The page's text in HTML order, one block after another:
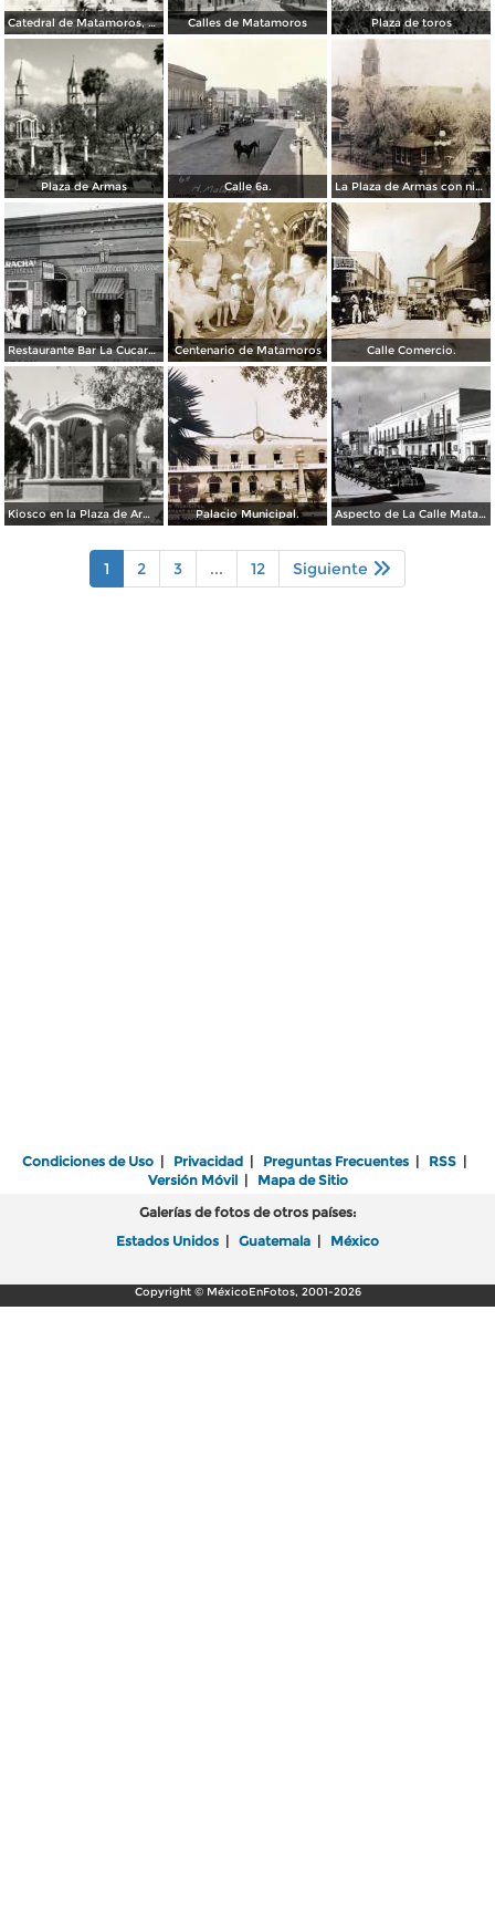
Catedral de Matamoros, dañada por el huracán del 4 de septiembre de 1933 Calles de Matamoros Plaza de toros
Plaza de Armas Calle 6a. La Plaza de Armas con nieve en los arboles.
Restaurante Bar La Cucaracha ( Circulada el 20 de Febrero de 1948 ). Centenario de Matamoros Calle Comercio.
Kiosco en la Plaza de Armas Palacio Municipal. Aspecto de La Calle Matamoros ( Circulada el 6 de Enero de 1951 ).
1 2 3 ... 12 Siguiente
Condiciones de Uso | Privacidad | Preguntas Frecuentes | RSS |
Versión Móvil| Mapa de Sitio
Galerías de fotos de otros países:
Estados Unidos | Guatemala | México
Copyright © MéxicoEnFotos, 2001-2026